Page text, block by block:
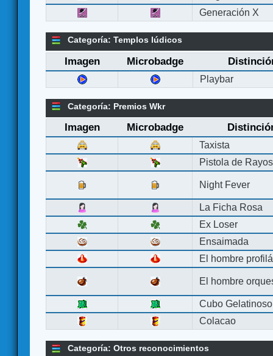
Generación X
Categoría: Templos lúdicos
Imagen Microbadge
Playbar
Categoría: Premios Wkr
Imagen Microbadge
Taxista
Pistola de Rayos
Night Fever
La Ficha Rosa
Ex Loser
Ensaimada
El hombre
El hombre
Cubo Gelatinoso
Colacao
Categoría: Otros reconocimientos